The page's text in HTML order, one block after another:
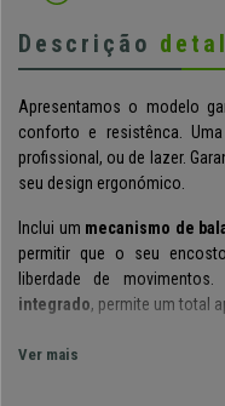
Descrição
Apresentamos o modelo
conforto e resistênca.
profissional, ou de lazer.
seu design ergonómico.
Inclui um mecanismo de
permitir que o seu
liberdade de movimentos.
integrado, permite um total
Os materiais de fabrico
Ver mais